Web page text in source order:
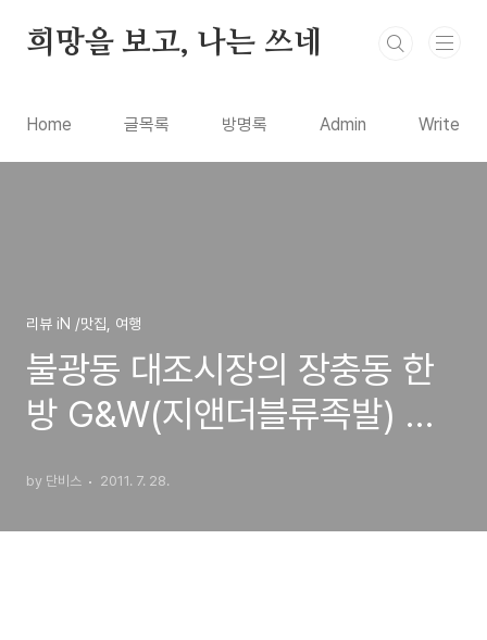
희망을 보고, 나는 쓰네
Home 글목록 방명록 Admin Write
리뷰 iN /맛집, 여행
불광동 대조시장의 장충동 한
방 G&W(지앤더블류족발) 족
이 만족스러운 추천 족발집
by 단비스 2011. 7. 28.